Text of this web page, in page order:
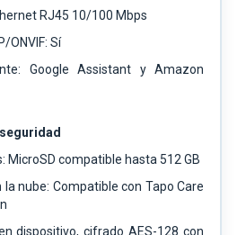
RJ45 10/100 Mbps
ONVIF: Sí
Google Assistant y Amazon
MicroSD compatible hasta 512 GB
nube: Compatible con Tapo Care
dispositivo, cifrado AES-128 con